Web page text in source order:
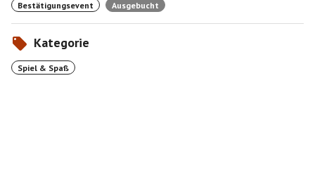
Bestätigungsevent Ausgebucht
Kategorie
Spiel & Spaß